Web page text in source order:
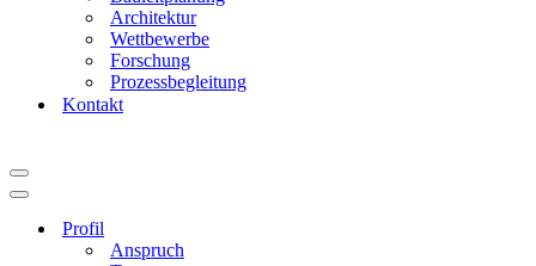
Architektur
Wettbewerbe
Forschung
Prozessbegleitung
Kontakt
Navigationsmenü
Navigationsmenü
Profil
Anspruch